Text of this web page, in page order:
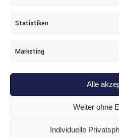
Statistiken
Marketing
Alle
Weiter ohne
Individuelle